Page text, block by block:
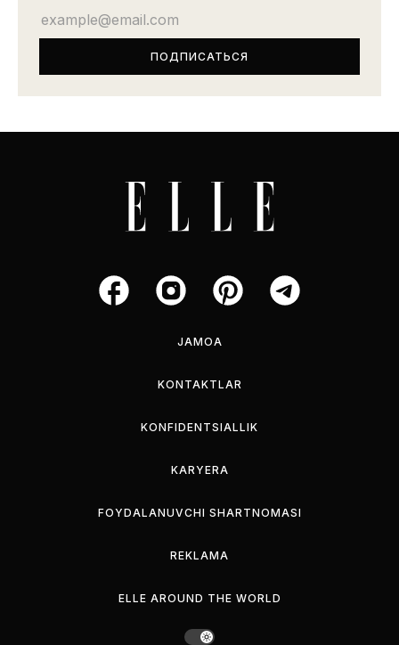
JAMOA
KONTAKTLAR
KONFIDENTSIALLIK
KARYERA
FOYDALANUVCHI SHARTNOMASI
REKLAMA
ELLE AROUND THE WORLD